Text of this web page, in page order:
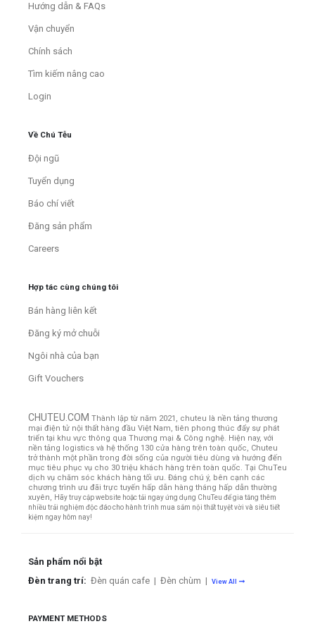
Hướng dẫn & FAQs
Vận chuyển
Chính sách
Tìm kiếm nâng cao
Login
Về Chú Tễu
Đội ngũ
Tuyển dụng
Báo chí viết
Đăng sản phẩm
Careers
Hợp tác cùng chúng tôi
Bán hàng liên kết
Đăng ký mở chuỗi
Ngôi nhà của bạn
Gift Vouchers
CHUTEU.COM Thành lập từ năm 2021, chuteu là nền tảng thương
mại điện tử nội thất hàng đầu Việt Nam, tiên phong thúc đẩy sự phát
triển tại khu vực thông qua Thương mại & Công nghệ. Hiện nay, với
nền tảng logistics và hệ thống 130 cửa hàng trên toàn quốc, Chuteu
trở thành một phần trong đời sống của người tiêu dùng và hướng đến
mục tiêu phục vụ cho 30 triệu khách hàng trên toàn quốc. Tại ChuTeu
dịch vụ chăm sóc khách hàng tối ưu. Đáng chú ý, bên cạnh các
chương trình ưu đãi trực tuyến hấp dẫn hàng tháng hấp dẫn thường
xuyên,
Hãy truy cập website hoặc tải ngay ứng dụng ChuTeu để gia tăng thêm
nhiều trải nghiệm độc đáo cho hành trình mua sắm nội thất tuyệt vời và siêu tiết
kiệm ngay hôm nay!
Sản phẩm nổi bật
Đèn trang trí: Đèn quán cafe | Đèn chùm | View All
PAYMENT METHODS